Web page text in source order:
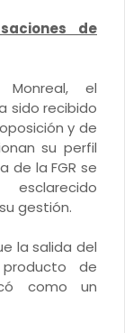
de
el
sido recibido
y de
su perfil
de la FGR se
gestión.
la salida del
de
como un